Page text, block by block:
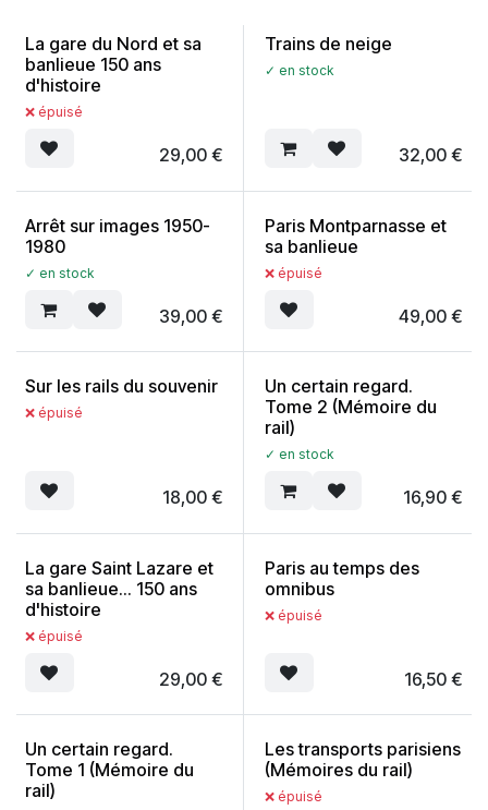
La gare du Nord et sa
banlieue 150 ans
d'histoire
❌ épuisé
29,00€
Trains de neige
✓ en stock
32,00€
Arrêt sur images 1950-
1980
✓ en stock
39,00€
Paris Montparnasse et
sa banlieue
❌ épuisé
49,00€
Sur les rails du souvenir
❌ épuisé
18,00€
Un certain regard.
Tome 2 (Mémoire du
rail)
✓ en stock
16,90€
La gare Saint Lazare et
sa banlieue... 150 ans
d'histoire
❌ épuisé
29,00€
Paris au temps des
omnibus
❌ épuisé
16,50€
Un certain regard.
Tome 1 (Mémoire du
rail)
Les transports parisiens
(Mémoires du rail)
❌ épuisé